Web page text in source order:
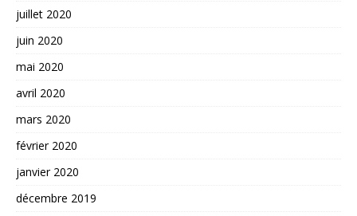
juillet 2020
juin 2020
mai 2020
avril 2020
mars 2020
février 2020
janvier 2020
décembre 2019